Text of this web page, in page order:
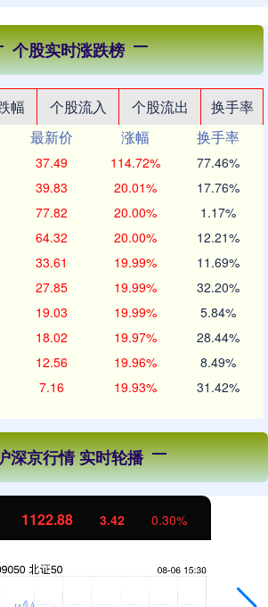
个股实时涨跌榜
幅 个股流入 个股流出
换手率
最新价 涨幅
换手率
37.49 114.72% 77.46%
39.83 20.01% 17.76%
77.82 20.00% 1.17%
64.32 20.00% 12.21%
33.61 19.99% 11.69%
27.85 19.99% 32.20%
19.03 19.99% 5.84%
18.02 19.97% 28.44%
12.56 19.96% 8.49%
7.16 19.93% 31.42%
深京行情 实时轮播
1122.88 3.42 0.30%